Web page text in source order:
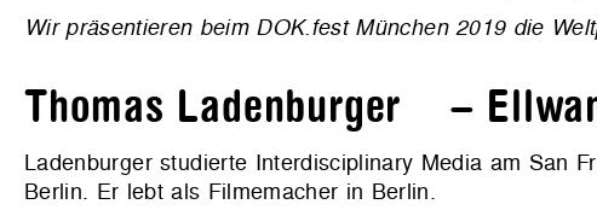
Wir präsentieren beim DOK.fest München 2019 die
Thomas Ladenburger –
Ladenburger studierte Interdisciplinary Media am San
Berlin. Er lebt als Filmemacher in Berlin.